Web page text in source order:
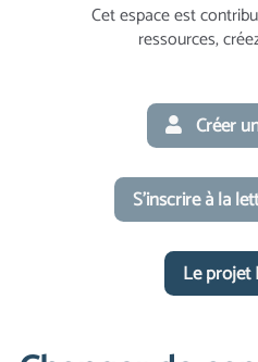
Cet espace est
ressources,
Créer
S'inscrire à la
Le projet